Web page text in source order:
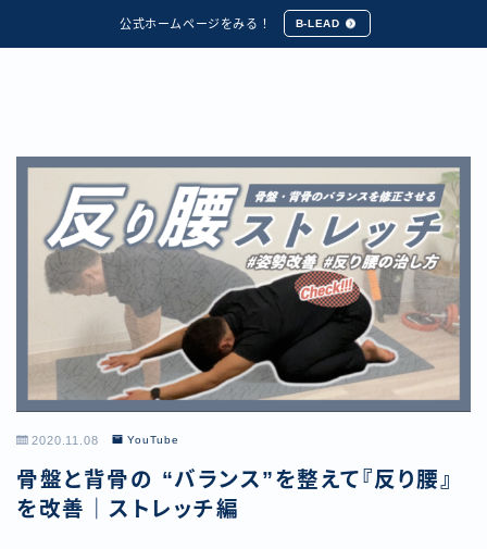
公式ホームページをみる！ B-LEAD
2020.11.08 YouTube
骨盤と背骨の “バランス”を整えて『反り腰』
を改善｜ストレッチ編